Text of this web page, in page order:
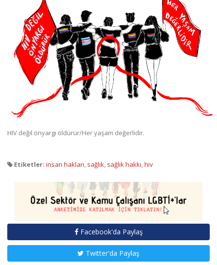
HIV değil önyargı öldürür/Her yaşam değerlidir.
Etiketler: insan hakları, sağlık, sağlık hakkı,hiv
Facebook'da Paylaş
Twitter'da Paylaş